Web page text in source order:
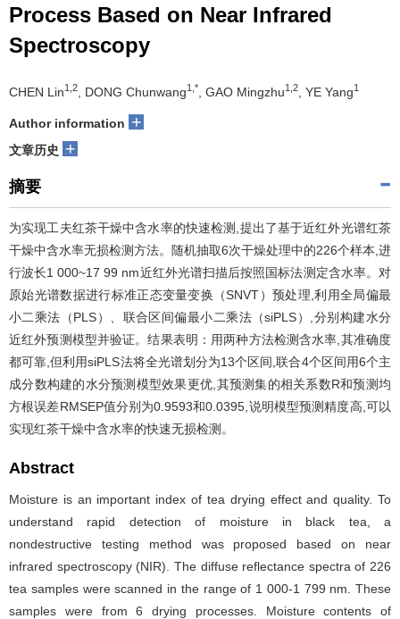
Process Based on Near Infrared
Spectroscopy
CHEN Lin1,2 , DONG Chunwang1,* , GAO Mingzhu1,2 , YE Yang1
Author information +
文章历史 +
摘要
为实现工夫红茶干燥中含水率的快速检测,提出了基于近红外光谱红茶
干燥中含水率无损检测方法。随机抽取6次干燥处理中的226个样本,进
行波长1 000~17 99 nm近红外光谱扫描后按照国标法测定含水率。对
原始光谱数据进行标准正态变量变换（SNVT）预处理,利用全局偏最
小二乘法（PLS）、联合区间偏最小二乘法（siPLS）,分别构建水分
近红外预测模型并验证。结果表明：用两种方法检测含水率,其准确度
都可靠,但利用siPLS法将全光谱划分为13个区间,联合4个区间用6个主
成分数构建的水分预测模型效果更优,其预测集的相关系数R和预测均
方根误差RMSEP值分别为0.9593和0.0395,说明模型预测精度高,可以
实现红茶干燥中含水率的快速无损检测。
Abstract
Moisture is an important index of tea drying effect and quality. To
understand rapid detection of moisture in black tea, a
nondestructive testing method was proposed based on near
infrared spectroscopy (NIR). The diffuse reflectance spectra of 226
tea samples were scanned in the range of 1 000-1 799 nm. These
samples were from 6 drying processes. Moisture contents of